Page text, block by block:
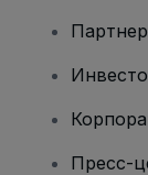
Пресс-